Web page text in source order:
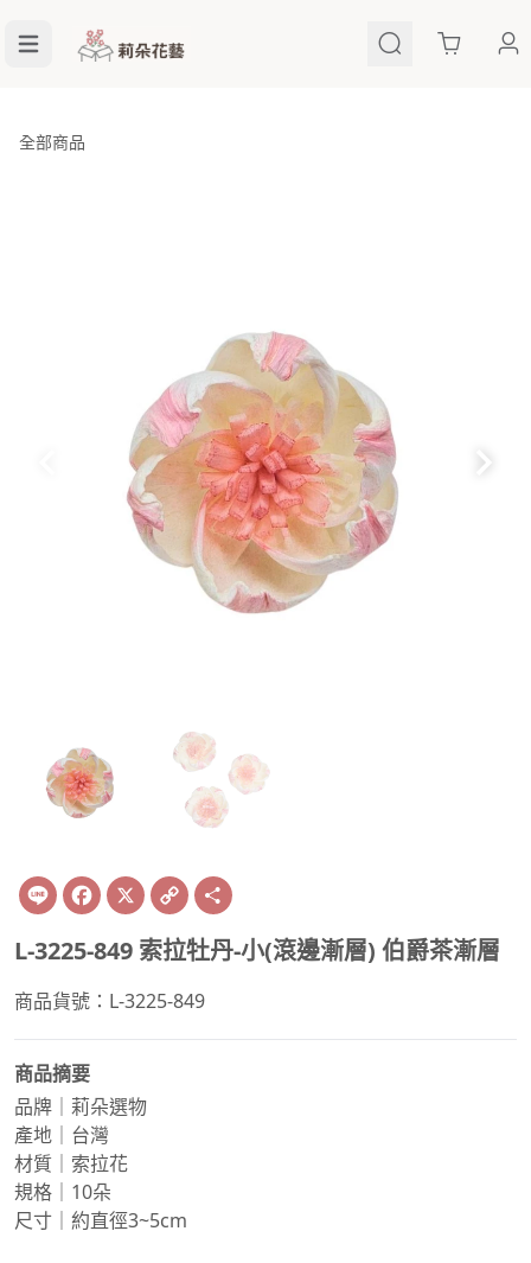
Cart
全部商品
Line Facebook
X Copy
Link
L-3225-849 索拉牡丹-小(滾邊漸層) 伯爵茶漸層
商品貨號：L-3225-849
商品摘要
品牌｜莉朵選物
產地｜台灣
材質｜索拉花
規格｜10朵
尺寸｜約直徑3~5cm